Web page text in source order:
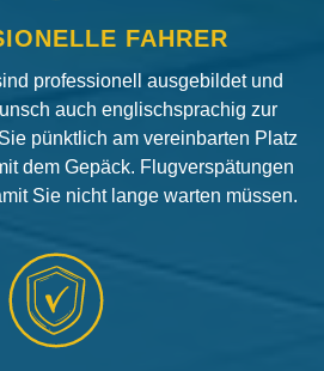
FAHRER
professionell ausgebildet und
auch englischsprachig zur
pünktlich am vereinbarten Platz
dem Gepäck. Flugverspätungen
Sie nicht lange warten müssen.